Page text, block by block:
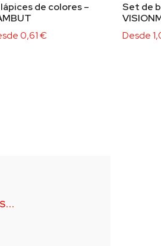
lápices de colores –
0,61€
Set de
Desde